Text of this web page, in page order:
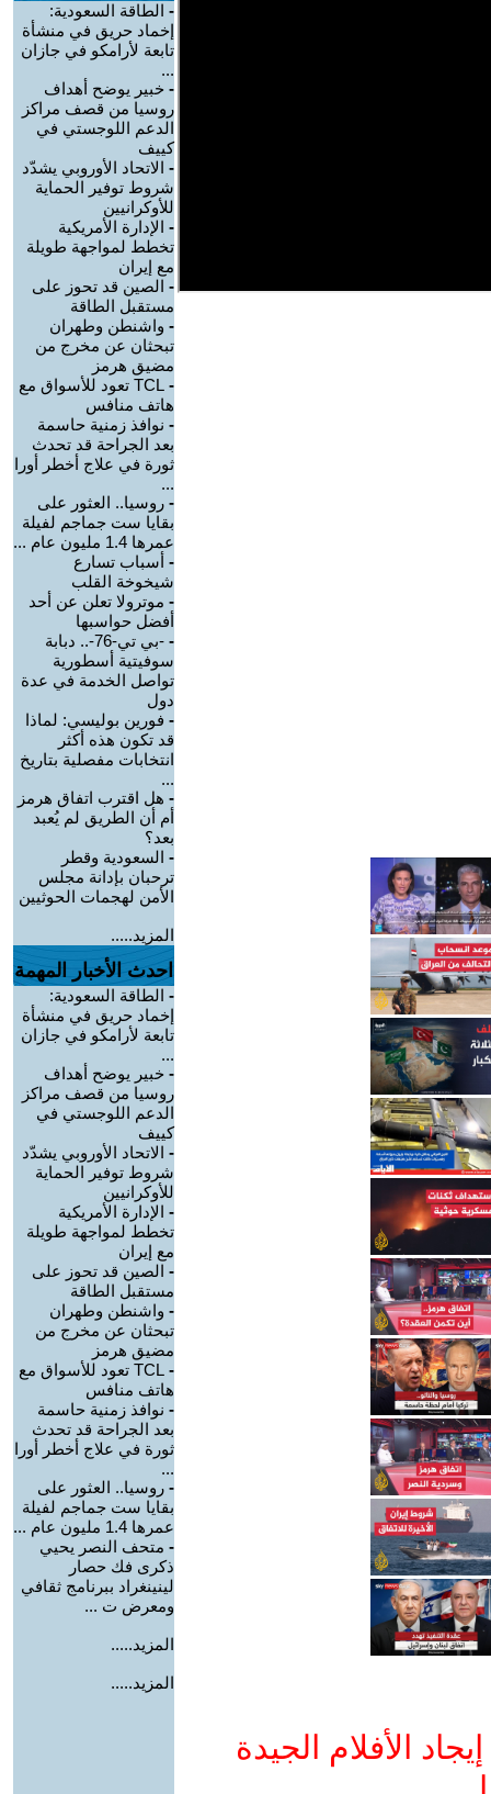
الأفلام الجيدة
- الطاقة السعودية:
إخماد حريق في منشأة
تابعة لأرامكو في جازان
...
- خبير يوضح أهداف
روسيا من قصف مراكز
الدعم اللوجستي في
كييف
- الاتحاد الأوروبي يشدّد
شروط توفير الحماية
للأوكرانيين
- الإدارة الأمريكية
تخطط لمواجهة طويلة
مع إيران
- الصين قد تحوز على
مستقبل الطاقة
- واشنطن وطهران
تبحثان عن مخرج من
مضيق هرمز
-
TCL تعود للأسواق مع
هاتف منافس
- نوافذ زمنية حاسمة
بعد الجراحة قد تحدث
ثورة في علاج أخطر أورا
...
- روسيا.. العثور على
بقايا ست جماجم لفيلة
عمرها 1.4 مليون عام ...
- أسباب تسارع
شيخوخة القلب
- موترولا تعلن عن أحد
أفضل حواسبها
-
-بي تي-76-.. دبابة
سوفيتية أسطورية
تواصل الخدمة في عدة
دول
- فورين بوليسي: لماذا
قد تكون هذه أكثر
انتخابات مفصلية بتاريخ
...
- هل اقترب اتفاق هرمز
أم أن الطريق لم يُعبد
بعد؟
- السعودية وقطر
ترحبان بإدانة مجلس
الأمن لهجمات الحوثيين
المزيد.....
احدث الأخبار المهمة
- الطاقة السعودية:
إخماد حريق في منشأة
تابعة لأرامكو في جازان
...
- خبير يوضح أهداف
روسيا من قصف مراكز
الدعم اللوجستي في
كييف
- الاتحاد الأوروبي يشدّد
شروط توفير الحماية
للأوكرانيين
- الإدارة الأمريكية
تخطط لمواجهة طويلة
مع إيران
- الصين قد تحوز على
مستقبل الطاقة
- واشنطن وطهران
تبحثان عن مخرج من
مضيق هرمز
-
TCL تعود للأسواق مع
هاتف منافس
- نوافذ زمنية حاسمة
بعد الجراحة قد تحدث
ثورة في علاج أخطر أورا
...
- روسيا.. العثور على
بقايا ست جماجم لفيلة
عمرها 1.4 مليون عام ...
- متحف النصر يحيي
ذكرى فك حصار
لينينغراد ببرنامج ثقافي
ومعرض ت ...
المزيد.....
المزيد.....